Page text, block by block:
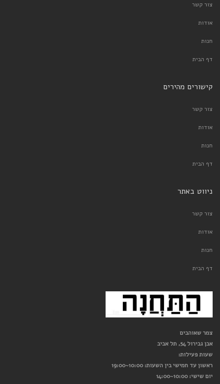
צור קשר
אודות
חנות
דף הבית
קישורים מהירים
צור קשר
אודות
חנות
דף הבית
ניווט באתר
צור קשר
אודות
חנות
דף הבית
צמר שאוהבים
אבן גבירול 54, תל אביב
שעות פעילות:
ראשון עד חמישי בין השעות: 10:00~19:00
יום שישי: 10:00~14:00